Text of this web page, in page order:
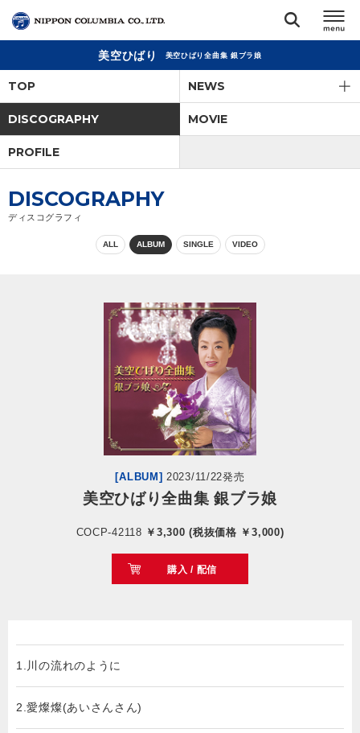
閉じる
アーティスト
ジャンル
閉じる
美空ひばり 美空ひばり全曲集 銀ブラ娘
TOP NEWS
DISCOGRAPHY MOVIE
PROFILE
DISCOGRAPHY
ディスコグラフィ
ALL ALBUM SINGLE VIDEO
[ALBUM] 2023/11/22発売
美空ひばり全曲集 銀ブラ娘
COCP-42118 ￥3,300 (税抜価格 ￥3,000)
購入 / 配信
1.川の流れのように
2.愛燦燦(あいさんさん)